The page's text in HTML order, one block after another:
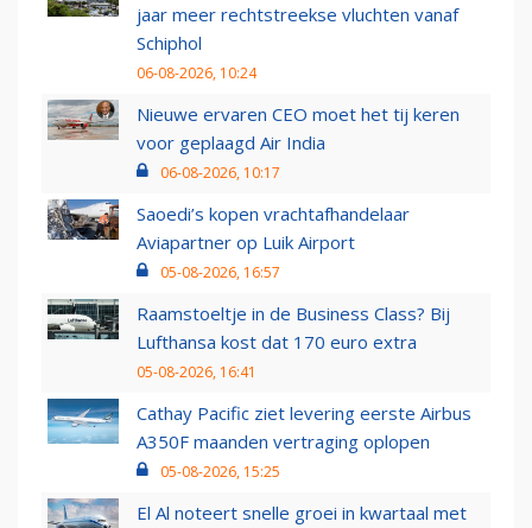
jaar meer rechtstreekse vluchten vanaf
Schiphol
06-08-2026, 10:24
Nieuwe ervaren CEO moet het tij keren
voor geplaagd Air India
06-08-2026, 10:17
Saoedi’s kopen vrachtafhandelaar
Aviapartner op Luik Airport
05-08-2026, 16:57
Raamstoeltje in de Business Class? Bij
Lufthansa kost dat 170 euro extra
05-08-2026, 16:41
Cathay Pacific ziet levering eerste Airbus
A350F maanden vertraging oplopen
05-08-2026, 15:25
El Al noteert snelle groei in kwartaal met